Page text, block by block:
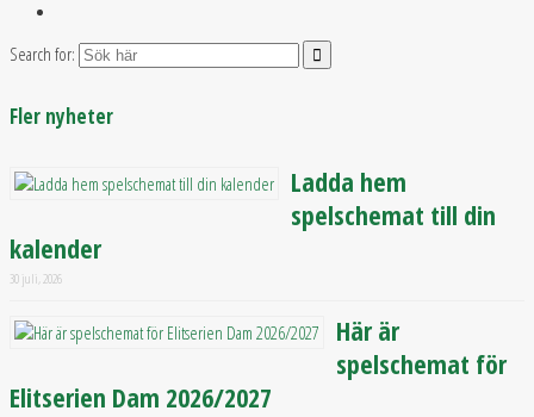
Search for:
Fler nyheter
Ladda hem
spelschemat till din
kalender
30 juli, 2026
Här är
spelschemat för
Elitserien Dam 2026/2027